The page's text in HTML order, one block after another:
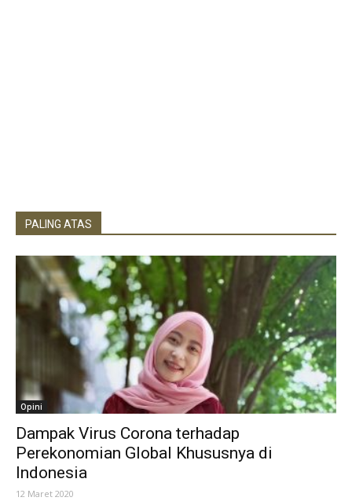
PALING ATAS
Opini
Dampak Virus Corona terhadap
Perekonomian Global Khususnya di
Indonesia
12 Maret 2020